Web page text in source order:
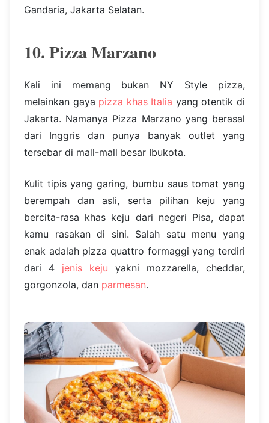
Gandaria, Jakarta Selatan.
10. Pizza Marzano
Kali ini memang bukan NY Style pizza,
melainkan gaya pizza khas Italia yang otentik di
Jakarta. Namanya Pizza Marzano yang berasal
dari Inggris dan punya banyak outlet yang
tersebar di mall-mall besar Ibukota.
Kulit tipis yang garing, bumbu saus tomat yang
berempah dan asli, serta pilihan keju yang
bercita-rasa khas keju dari negeri Pisa, dapat
kamu rasakan di sini. Salah satu menu yang
enak adalah pizza quattro formaggi yang terdiri
dari 4 jenis keju yakni mozzarella, cheddar,
gorgonzola, dan parmesan.